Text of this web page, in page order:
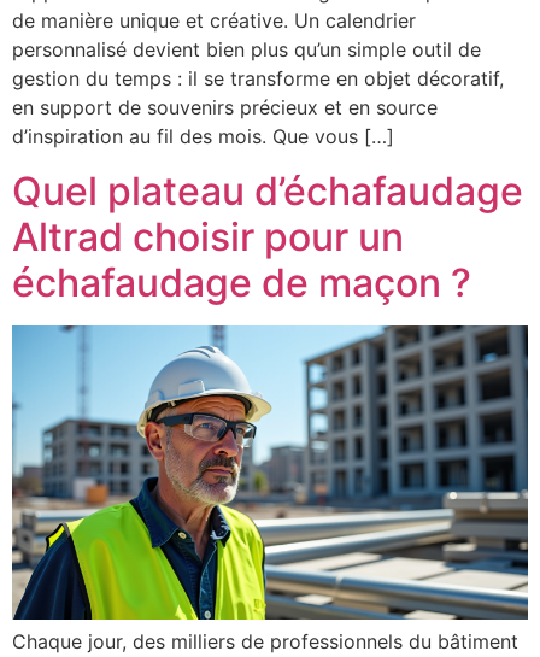
de manière unique et créative. Un calendrier
personnalisé devient bien plus qu’un simple outil de
gestion du temps : il se transforme en objet décoratif,
en support de souvenirs précieux et en source
d’inspiration au fil des mois. Que vous […]
Quel plateau d’échafaudage
Altrad choisir pour un
échafaudage de maçon ?
Chaque jour, des milliers de professionnels du bâtiment